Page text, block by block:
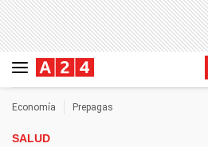
Economía Prepagas
SALUD